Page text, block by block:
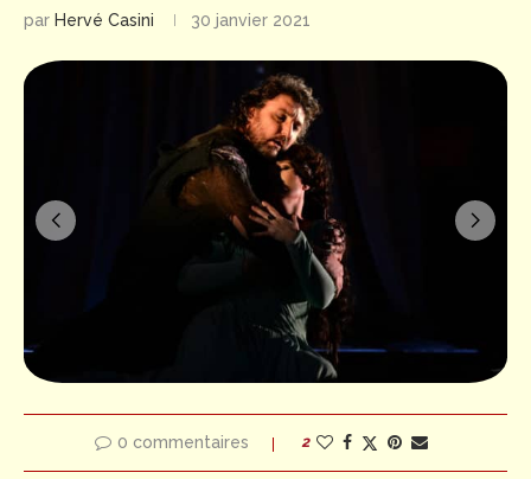
par Hervé Casini 30 janvier 2021
0 commentaires 2